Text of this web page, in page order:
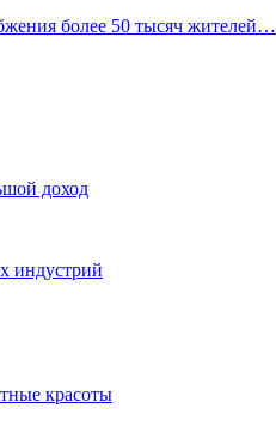
более 50 тысяч жителей…
доход
индустрий
красоты